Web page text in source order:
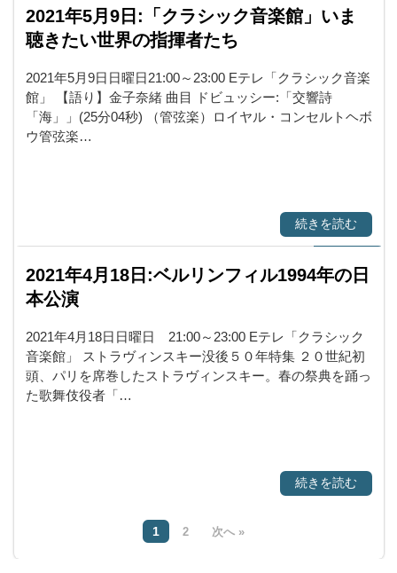
2021年5月9日:「クラシック音楽館」いま
聴きたい世界の指揮者たち
2021年5月9日日曜日21:00～23:00 Eテレ「クラシック音楽
館」 【語り】金子奈緒 曲目 ドビュッシー:「交響詩
「海」」(25分04秒) （管弦楽）ロイヤル・コンセルトヘボ
ウ管弦楽…
続きを読む
2021年4月18日:ベルリンフィル1994年の日
本公演
2021年4月18日日曜日 21:00～23:00 Eテレ「クラシック
音楽館」 ストラヴィンスキー没後５０年特集 ２０世紀初
頭、パリを席巻したストラヴィンスキー。春の祭典を踊っ
た歌舞伎役者「…
続きを読む
1 2 次へ »